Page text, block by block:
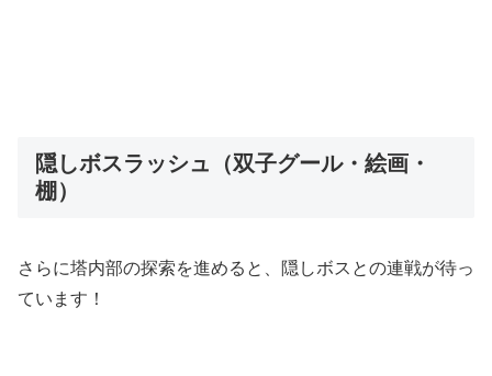
隠しボスラッシュ（双子グール・絵画・
棚）
さらに塔内部の探索を進めると、隠しボスとの連戦が待っ
ています！